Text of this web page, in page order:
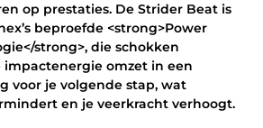
op prestaties. De Strider Beat is
beproefde <strong>Power
strong>, die schokken
impactenergie omzet in een
voor je volgende stap, wat
en je veerkracht verhoogt.